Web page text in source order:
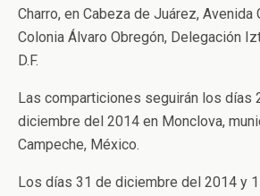
Charro, en Cabeza de Juárez, Avenida
Colonia Álvaro Obregón, Delegación
D.F.
Las comparticiones seguirán los días
diciembre del 2014 en Monclova,
Campeche, México.
Los días 31 de diciembre del 2014 y